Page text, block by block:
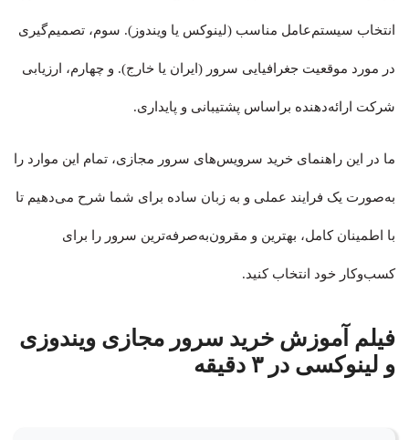
انتخاب سیستم‌عامل مناسب (لینوکس یا ویندوز). سوم، تصمیم‌گیری
در مورد موقعیت جغرافیایی سرور (ایران یا خارج). و چهارم، ارزیابی
شرکت ارائه‌دهنده براساس پشتیبانی و پایداری.
ما در این راهنمای خرید سرویس‌های سرور مجازی، تمام این موارد را
به‌صورت یک فرایند عملی و به زبان ساده برای شما شرح می‌دهیم تا
با اطمینان کامل، بهترین و مقرون‌به‌صرفه‌ترین سرور را برای
کسب‌وکار خود انتخاب کنید.
فیلم آموزش خرید سرور مجازی ویندوزی
و لینوکسی در ۳ دقیقه